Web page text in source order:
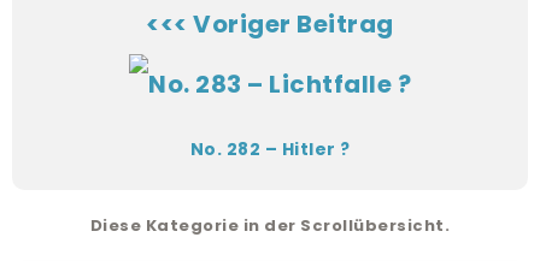
<<< Voriger Beitrag
No. 282 – Hitler ?
Diese Kategorie in der Scrollübersicht.